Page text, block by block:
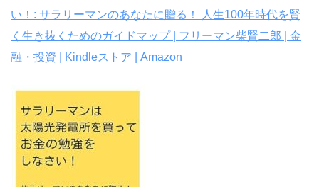
い！: サラリーマンのあなたに贈る！ 人生100年時代を賢
く生き抜くためのガイドマップ | フリーマン柴賢二郎 | 金
融・投資 | Kindleストア | Amazon